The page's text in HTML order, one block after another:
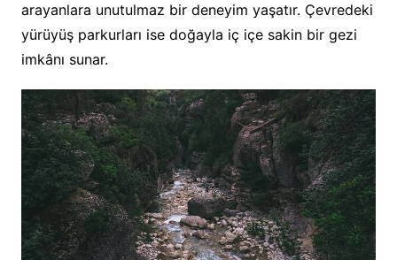
arayanlara unutulmaz bir deneyim yaşatır. Çevredeki
yürüyüş parkurları ise doğayla iç içe sakin bir gezi
imkânı sunar.